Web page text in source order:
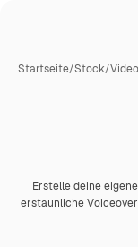
Startseite/Stock/
Premium
Erstelle deine
erstaunliche